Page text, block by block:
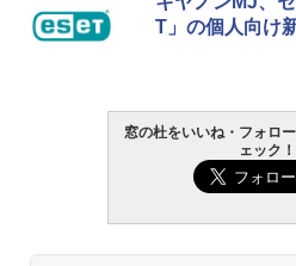
定バーチャ
インゲームコ
Robloxギフ
定バーチャル
ラインコード
￥1,766
AIイラスト
出す プロン
ズ (はぴーイ
￥480
ない、大き
続バッテリー
￥16,980
Kindle
るさ自動調整
T」の個人向け
窓の杜をいいね・フォロ
ェック！